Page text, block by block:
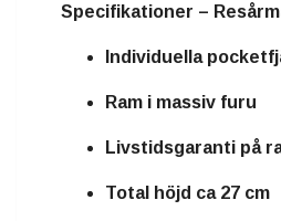
Specifikationer –
Individuella
Ram i massiv furu
Livstidsgaranti på
Total höjd ca 27 cm